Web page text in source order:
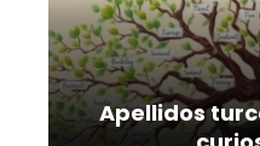
Apellidos